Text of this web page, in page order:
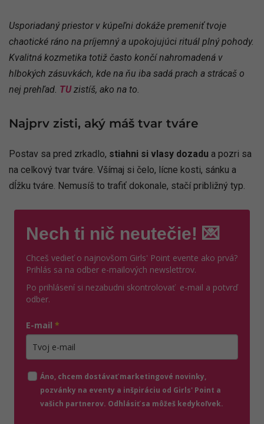
Usporiadaný priestor v kúpeľni dokáže premeniť tvoje
chaotické ráno na príjemný a upokojujúci rituál plný pohody.
Kvalitná kozmetika totiž často končí nahromadená v
hlbokých zásuvkách, kde na ňu iba sadá prach a strácaš o
nej prehľad. TUzistíš, ako na to.
Najprv zisti, aký máš tvar tváre
Postav sa pred zrkadlo, stiahni si vlasy dozadu a pozri sa
na celkový tvar tváre. Všímaj si čelo, lícne kosti, sánku a
dĺžku tváre. Nemusíš to trafiť dokonale, stačí približný typ.
Nech ti nič neutečie! 💌
Chceš vedieť o najnovšom Girls' Point evente ako prvá?
Prihlás sa na odber e-mailových newslettrov.
Po prihlásení si nezabudni skontrolovať e-mail a potvrď
odber.
E-mail *
Áno, chcem dostávať marketingové novinky,
pozvánky na eventy a inšpiráciu od Girls' Point a
vašich partnerov. Odhlásiť sa môžeš kedykoľvek.